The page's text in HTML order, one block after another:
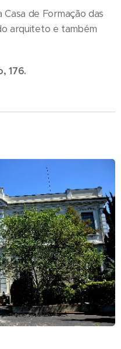
Casa de Formação das
arquiteto e também
176.